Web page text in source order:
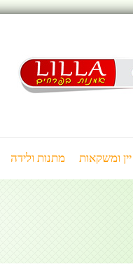
יין ומשקאות מתנות ולידה